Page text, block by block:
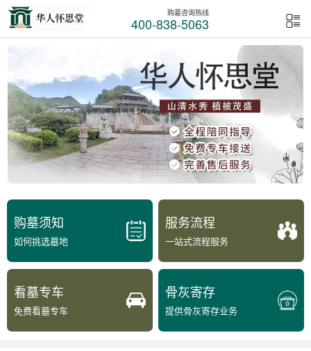
购墓咨询热线
400-838-5063
购墓须知
如何挑选墓地
服务流程
一站式流程服务
看墓专车
免费看墓专车
骨灰寄存
提供骨灰寄存业务